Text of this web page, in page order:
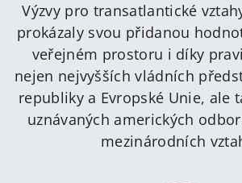
Výzvy pro transatlantické
prokázaly svou přidanou
veřejném prostoru i díky
nejen nejvyšších vládních
republiky a Evropské Unie, ale
uznávaných amerických
mezinárodních